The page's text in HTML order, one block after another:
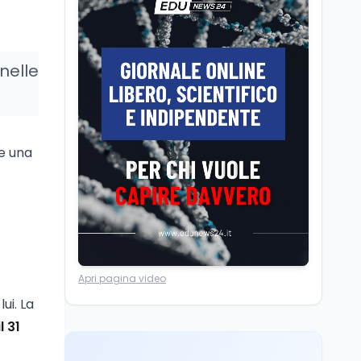
una
La
31
Posizioni economiche
ATA: la matematica
degli arretrati fino a
Cultura6 ago
Spesa culturale in
Lombardia da record,
ma la voragine Nord-
Sud triplica
Cultura 6 ago
Francesco Guccini si è
spento a Pàvana: addio
al Maestrone
Ricerca6 ago
Un secolo di Warburg: il
Apri pagina video